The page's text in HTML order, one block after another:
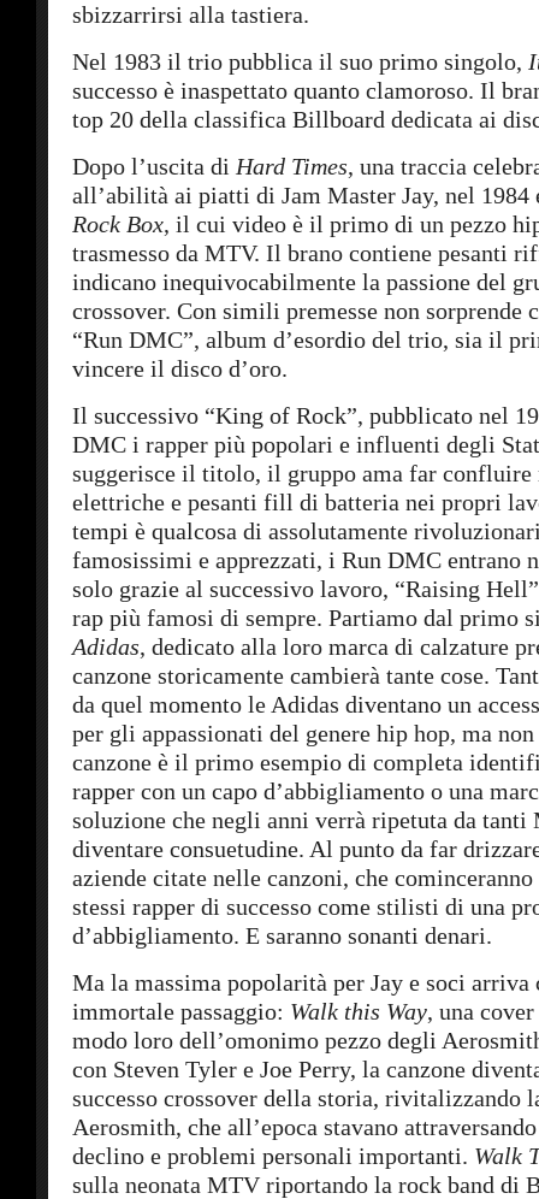
sbizzarrirsi alla tastiera.
Nel 1983 il trio pubblica il suo primo singolo,
successo è inaspettato quanto clamoroso. Il
top 20 della classifica Billboard dedicata ai
Dopo l’uscita di Hard Times, una traccia
all’abilità ai piatti di Jam Master Jay, nel 1984
Rock Box, il cui video è il primo di un pezzo
trasmesso da MTV. Il brano contiene pesanti
indicano inequivocabilmente la passione del
crossover. Con simili premesse non sorprende
“Run DMC”, album d’esordio del trio, sia il
vincere il disco d’oro.
Il successivo “King of Rock”, pubblicato nel
DMC i rapper più popolari e influenti degli
suggerisce il titolo, il gruppo ama far
elettriche e pesanti fill di batteria nei propri
tempi è qualcosa di assolutamente
famosissimi e apprezzati, i Run DMC entrano
solo grazie al successivo lavoro, “Raising
rap più famosi di sempre. Partiamo dal primo
Adidas, dedicato alla loro marca di calzature
canzone storicamente cambierà tante cose.
da quel momento le Adidas diventano un
per gli appassionati del genere hip hop, ma
canzone è il primo esempio di completa
rapper con un capo d’abbigliamento o una
soluzione che negli anni verrà ripetuta da tanti
diventare consuetudine. Al punto da far
aziende citate nelle canzoni, che
stessi rapper di successo come stilisti di una
d’abbigliamento. E saranno sonanti denari.
Ma la massima popolarità per Jay e soci arriva
immortale passaggio: Walk this Way, una
modo loro dell’omonimo pezzo degli
con Steven Tyler e Joe Perry, la canzone
successo crossover della storia, rivitalizzando
Aerosmith, che all’epoca stavano
declino e problemi personali importanti. Walk
sulla neonata MTV riportando la rock band di